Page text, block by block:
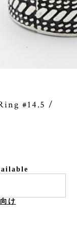
#14.5 /
け